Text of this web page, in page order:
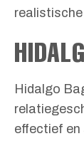
Hidalgo
effectief